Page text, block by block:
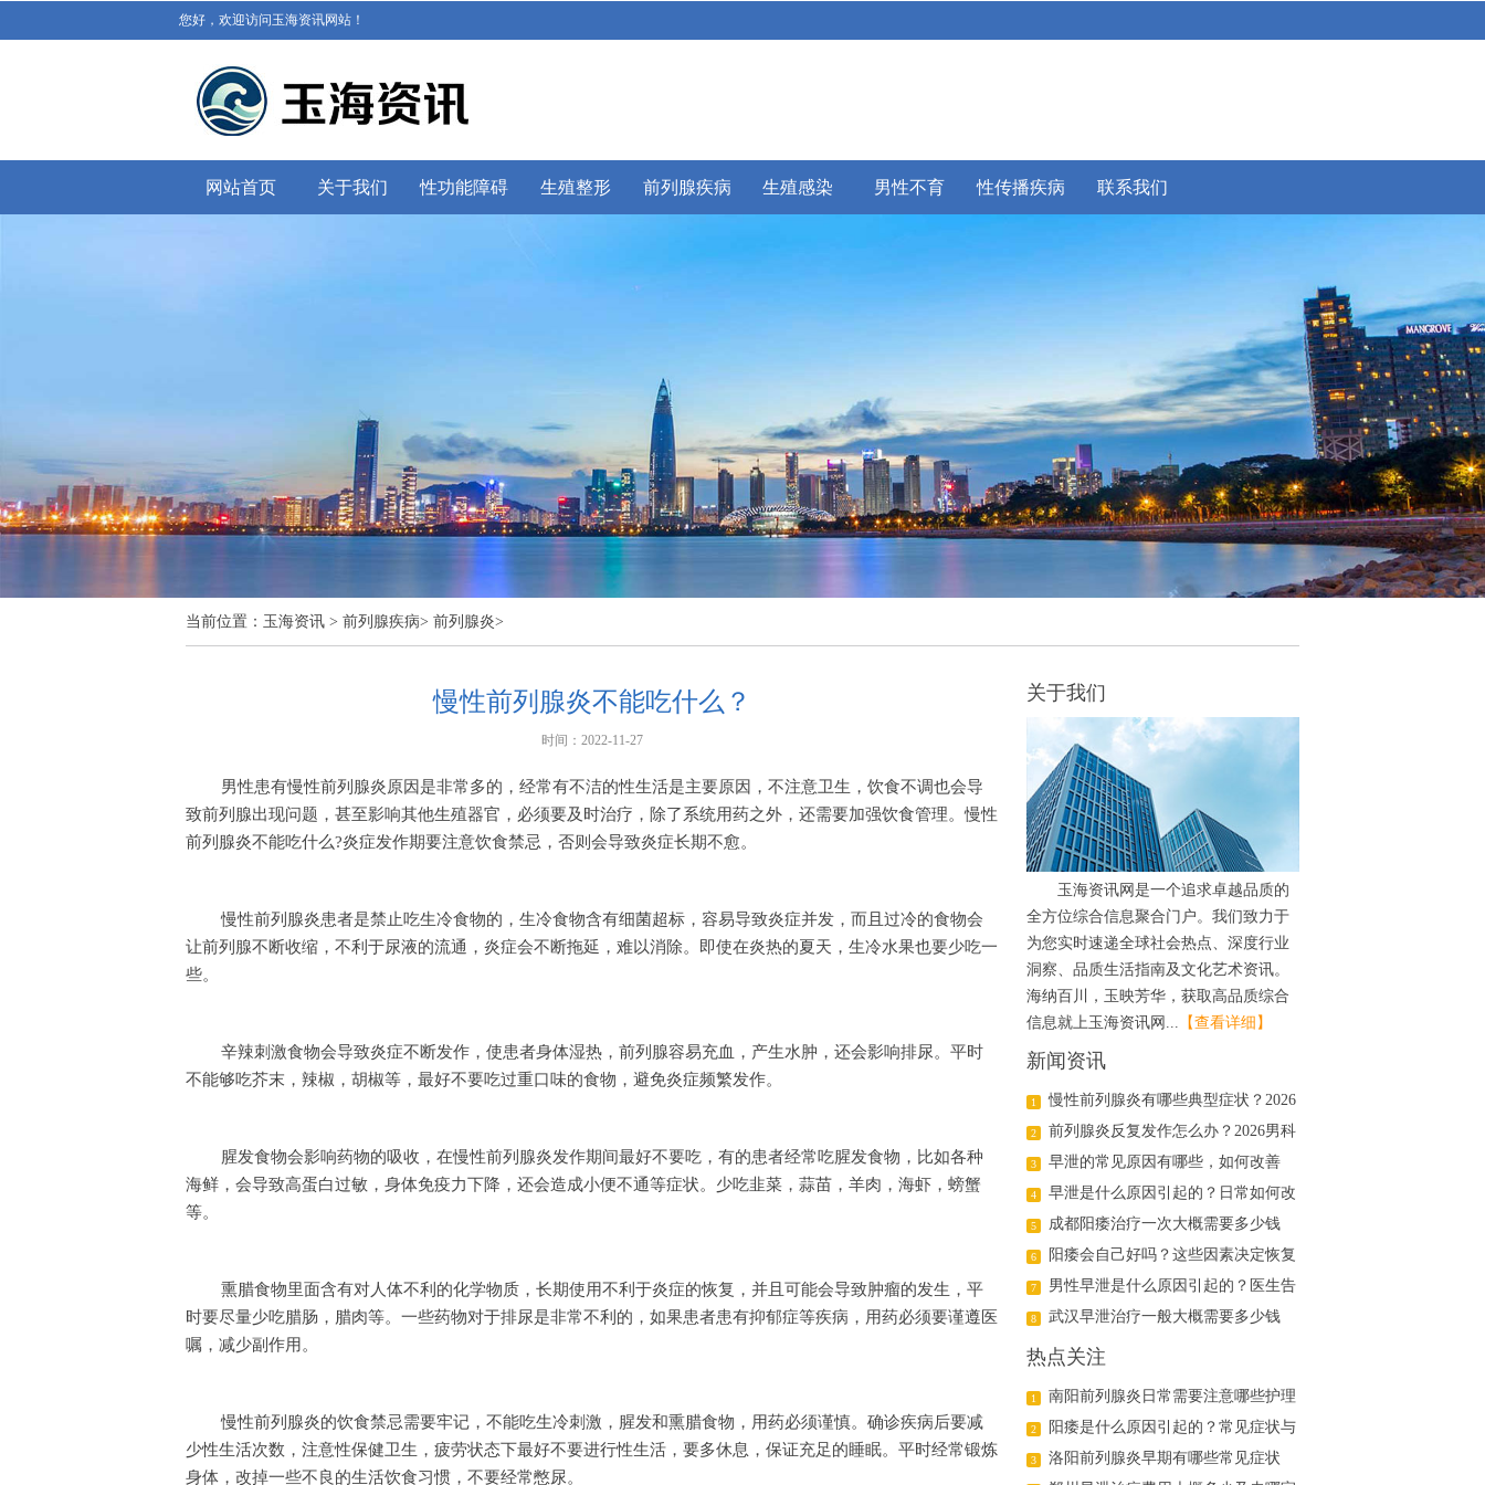
您好，欢迎访问玉海资讯网站！
网站首页 关于我们 性功能障碍 生殖整形 前列腺疾病 生殖感染 男性不育 性传播疾病 联系我们
当前位置： 玉海资讯 > 前列腺疾病> 前列腺炎>
慢性前列腺炎不能吃什么？
时间：2022-11-27
男性患有慢性前列腺炎原因是非常多的，经常有不洁的性生活是主要原因，不注意卫生，饮食不调也会导
致前列腺出现问题，甚至影响其他生殖器官，必须要及时治疗，除了系统用药之外，还需要加强饮食管理。慢性
前列腺炎不能吃什么?炎症发作期要注意饮食禁忌，否则会导致炎症长期不愈。
慢性前列腺炎患者是禁止吃生冷食物的，生冷食物含有细菌超标，容易导致炎症并发，而且过冷的食物会
让前列腺不断收缩，不利于尿液的流通，炎症会不断拖延，难以消除。即使在炎热的夏天，生冷水果也要少吃一
些。
辛辣刺激食物会导致炎症不断发作，使患者身体湿热，前列腺容易充血，产生水肿，还会影响排尿。平时
不能够吃芥末，辣椒，胡椒等，最好不要吃过重口味的食物，避免炎症频繁发作。
腥发食物会影响药物的吸收，在慢性前列腺炎发作期间最好不要吃，有的患者经常吃腥发食物，比如各种
海鲜，会导致高蛋白过敏，身体免疫力下降，还会造成小便不通等症状。少吃韭菜，蒜苗，羊肉，海虾，螃蟹
等。
熏腊食物里面含有对人体不利的化学物质，长期使用不利于炎症的恢复，并且可能会导致肿瘤的发生，平
时要尽量少吃腊肠，腊肉等。一些药物对于排尿是非常不利的，如果患者患有抑郁症等疾病，用药必须要谨遵医
嘱，减少副作用。
慢性前列腺炎的饮食禁忌需要牢记，不能吃生冷刺激，腥发和熏腊食物，用药必须谨慎。确诊疾病后要减
少性生活次数，注意性保健卫生，疲劳状态下最好不要进行性生活，要多休息，保证充足的睡眠。平时经常锻炼
身体，改掉一些不良的生活饮食习惯，不要经常憋尿。
关于我们
玉海资讯网是一个追求卓越品质的
全方位综合信息聚合门户。我们致力于
为您实时速递全球社会热点、深度行业
洞察、品质生活指南及文化艺术资讯。
海纳百川，玉映芳华，获取高品质综合
信息就上玉海资讯网...
【查看详细】
新闻资讯
1
慢性前列腺炎有哪些典型症状？2026
年科学治疗与日常护理指南
2
前列腺炎反复发作怎么办？2026男科
医生详解日常调理与用药方案
3 早泄的常见原因有哪些，如何改善
4
早泄是什么原因引起的？日常如何改
善
5 成都阳痿治疗一次大概需要多少钱
6
阳痿会自己好吗？这些因素决定恢复
可能
7
男性早泄是什么原因引起的？医生告
诉你真相
8 武汉早泄治疗一般大概需要多少钱
热点关注
1 南阳前列腺炎日常需要注意哪些护理
2
阳痿是什么原因引起的？常见症状与
治疗方法解析
3 洛阳前列腺炎早期有哪些常见症状